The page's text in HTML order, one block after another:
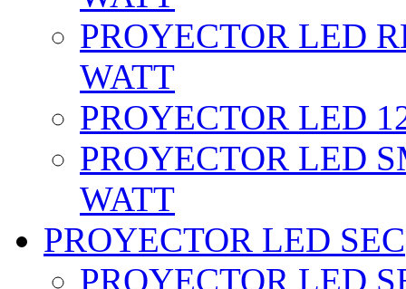
PROYECTOR LED
WATT
PROYECTOR LED
PROYECTOR LED
WATT
PROYECTOR LED SEC
PROYECTOR LED